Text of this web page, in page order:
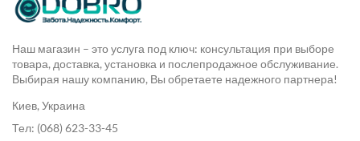
Наш магазин – это услуга под ключ: консультация при выборе
товара, доставка, установка и послепродажное обслуживание.
Выбирая нашу компанию, Вы обретаете надежного партнера!
Киев, Украина
Тел: (068) 623-33-45